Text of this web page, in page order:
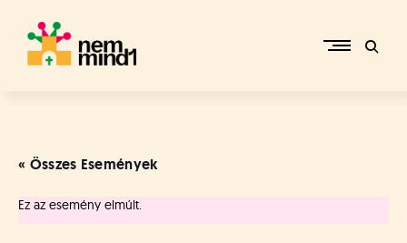
content
p
r
« Összes Események
Ez az esemény elmúlt.